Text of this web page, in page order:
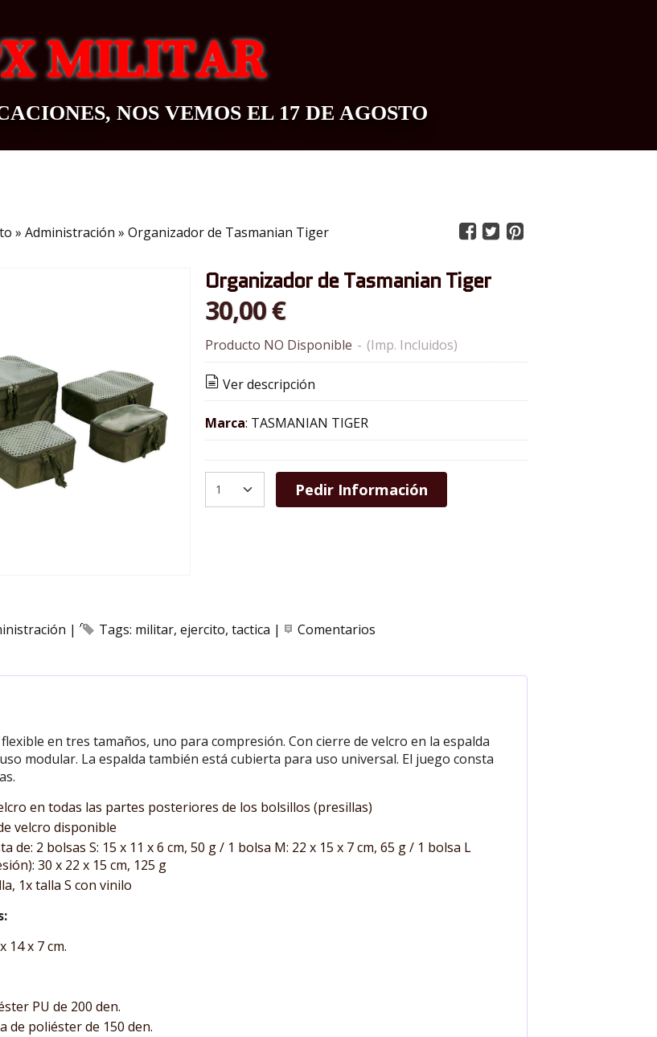
MILITAR
NOS VEMOS EL 17 DE AGOSTO
» Administración » Organizador de Tasmanian Tiger
Organizador de Tasmanian Tiger
30,00 €
Producto NO Disponible - (Imp. Incluidos)
Ver descripción
Marca: TASMANIAN TIGER
Pedir Información
| Tags: militar ejercito tactica | Comentarios
en tres tamaños, uno para compresión. Con cierre de velcro en la espalda
modular. La espalda también está cubierta para uso universal. El juego consta
en todas las partes posteriores de los bolsillos (presillas)
velcro disponible
de: 2 bolsas S: 15 x 11 x 6 cm, 50 g / 1 bolsa M: 22 x 15 x 7 cm, 65 g / 1 bolsa L
30 x 22 x 15 cm, 125 g
1x talla S con vinilo
14 x 7 cm.
PU de 200 den.
de poliéster de 150 den.